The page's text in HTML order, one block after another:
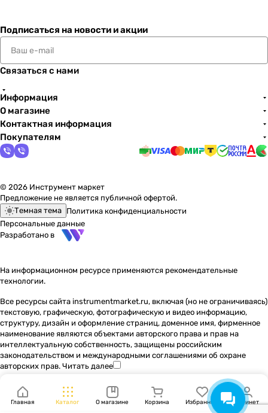
Подписаться на новости и акции
Связаться с нами
Информация
О магазине
Контактная информация
Покупателям
© 2026 Инструмент маркет
Предложение не является публичной офертой.
Темная тема Политика конфиденциальности
Персональные данные
Разработано в
На информационном ресурсе применяются рекомендательные
технологии.
Все ресурсы сайта instrumentmarket.ru, включая (но не ограничиваясь)
текстовую, графическую, фотографическую и видео информацию,
структуру, дизайн и оформление страниц, доменное имя, фирменное
наименование являются объектами авторского права и прав на
интеллектуальную собственность, защищены российским
законодательством и международными соглашениями об охране
авторских прав. Читать далее
Главная Каталог О магазине Корзина Избранные Кабинет